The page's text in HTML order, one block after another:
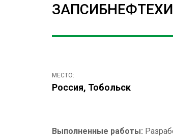
МЕСТО:
Россия, Тобольск
Выполненные работы: